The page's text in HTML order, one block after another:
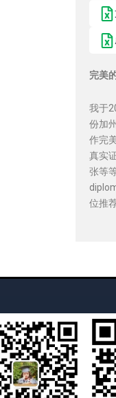
完美
我于
份加
作完
真实
张等
位推